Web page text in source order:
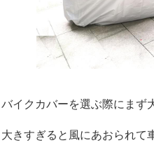
バイクカバーを選ぶ際にまず
大きすぎると風にあおられて